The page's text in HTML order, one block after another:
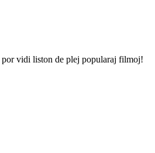
por vidi liston de plej popularaj filmoj!